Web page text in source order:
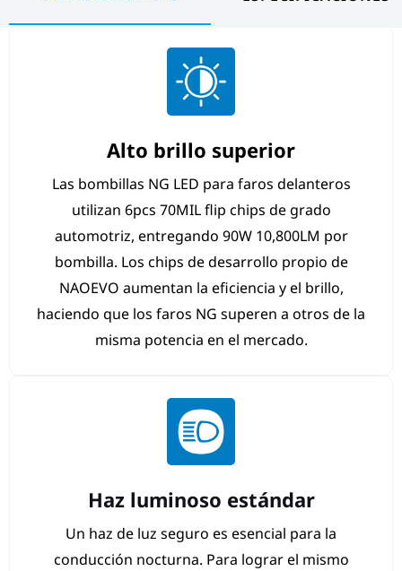
Alto brillo superior
Las bombillas NG LED para faros delanteros
utilizan 6pcs 70MIL flip chips de grado
automotriz, entregando 90W 10,800LM por
bombilla. Los chips de desarrollo propio de
NAOEVO aumentan la eficiencia y el brillo,
haciendo que los faros NG superen a otros de la
misma potencia en el mercado.
Haz luminoso estándar
Un haz de luz seguro es esencial para la
conducción nocturna. Para lograr el mismo